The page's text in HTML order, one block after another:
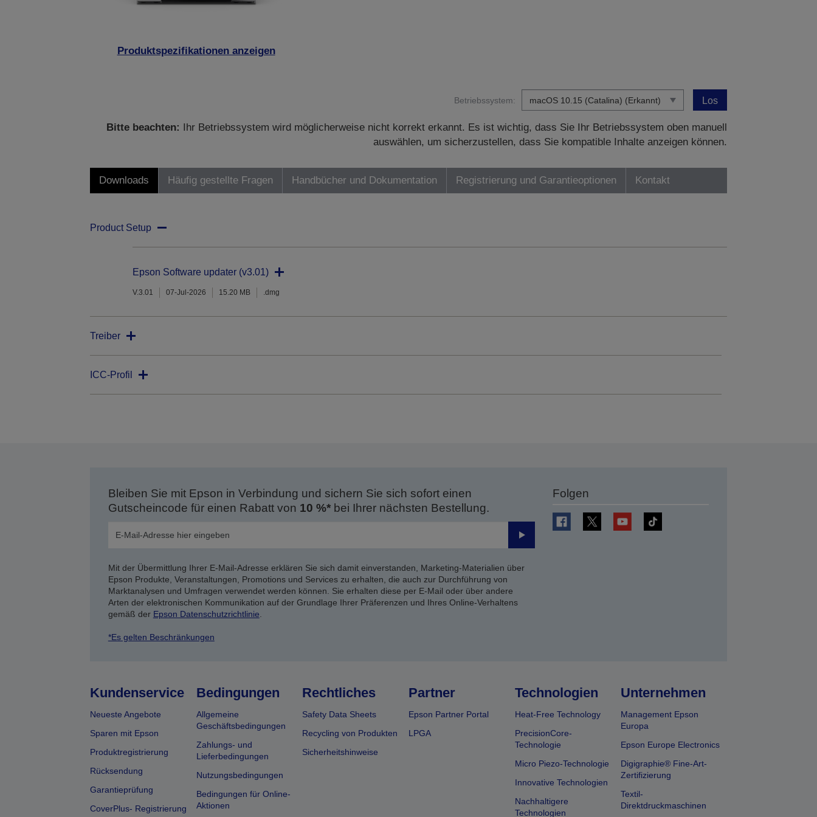
Produktspezifikationen anzeigen
Betriebssystem: Los
Bitte beachten:
Ihr Betriebssystem wird möglicherweise nicht korrekt erkannt. Es ist wichtig, dass Sie Ihr Betriebssystem oben manuell
auswählen, um sicherzustellen, dass Sie kompatible Inhalte anzeigen können.
Downloads Häufig gestellte Fragen Handbücher und Dokumentation Registrierung und Garantieoptionen Kontakt
Product Setup
Epson Software updater (v3.01)
V.3.01 07-Jul-2026 15.20 MB .dmg
Treiber
ICC-Profil
Bleiben Sie mit Epson in Verbindung und sichern Sie sich sofort einen
Gutscheincode für einen Rabatt von 10 %*bei Ihrer nächsten Bestellung.
Senden
Mit der Übermittlung Ihrer E-Mail-Adresse erklären Sie sich damit einverstanden, Marketing-Materialien über
Epson Produkte, Veranstaltungen, Promotions und Services zu erhalten, die auch zur Durchführung von
Marktanalysen und Umfragen verwendet werden können. Sie erhalten diese per E-Mail oder über andere
Arten der elektronischen Kommunikation auf der Grundlage Ihrer Präferenzen und Ihres Online-Verhaltens
gemäß der Epson Datenschutzrichtlinie.
*Es gelten Beschränkungen
Folgen
Kundenservice
Neueste Angebote
Sparen mit Epson
Produktregistrierung
Rücksendung
Garantieprüfung
CoverPlus- Registrierung
Bedingungen
Allgemeine
Geschäftsbedingungen
Zahlungs- und
Lieferbedingungen
Nutzungsbedingungen
Bedingungen für Online-
Aktionen
Rechtliches
Safety Data Sheets
Recycling von Produkten
Sicherheitshinweise
Partner
Epson Partner Portal
LPGA
Technologien
Heat-Free Technology
PrecisionCore-
Technologie
Micro Piezo-Technologie
Innovative Technologien
Nachhaltigere
Technologien
Unternehmen
Management Epson
Europa
Epson Europe Electronics
Digigraphie® Fine-Art-
Zertifizierung
Textil-
Direktdruckmaschinen